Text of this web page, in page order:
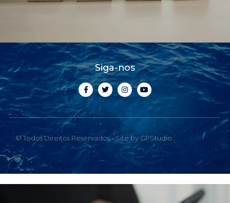
Siga-nos
© Todos Direitos Reservados - Site by GPStudio